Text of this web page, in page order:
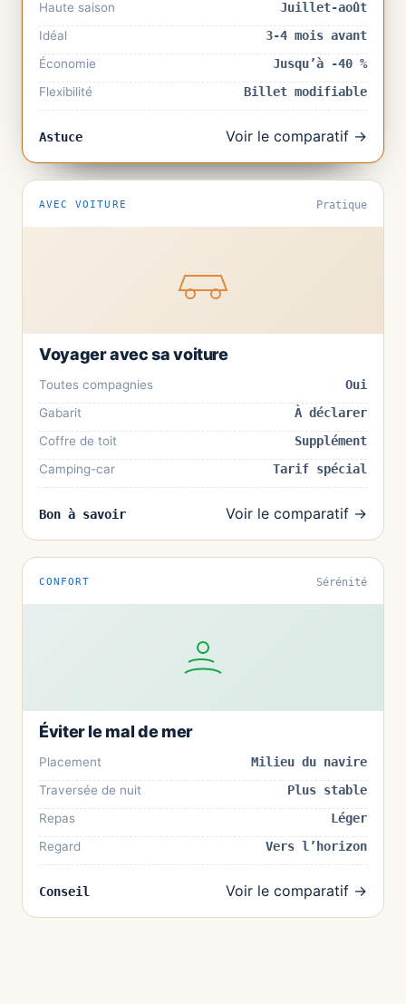
Haute saison
Juillet-août
Idéal
3-4 mois avant
Économie
Jusqu’à -40 %
Flexibilité
Billet modifiable
Astuce Voir le comparatif →
AVEC VOITURE Pratique
Voyager avec sa voiture
Toutes compagnies
Oui
Gabarit
À déclarer
Coffre de toit
Supplément
Camping-car
Tarif spécial
Bon à savoir Voir le comparatif →
CONFORT Sérénité
Éviter le mal de mer
Placement
Milieu du navire
Traversée de nuit
Plus stable
Repas
Léger
Regard
Vers l’horizon
Conseil Voir le comparatif →